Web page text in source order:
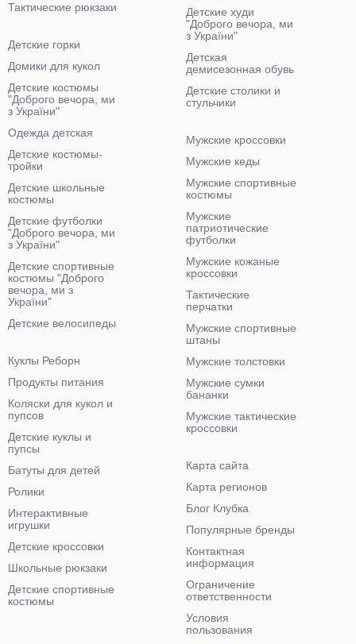
Тактические рюкзаки
Детские худи
"Доброго вечора, ми
з України"
Детская
демисезонная обувь
Детские столики и
стульчики
Детские горки
Домики для кукол
Детские костюмы
"Доброго вечора, ми
з України"
Одежда детская
Детские костюмы-
тройки
Детские школьные
костюмы
Детские футболки
"Доброго вечора, ми
з України"
Детские спортивные
костюмы "Доброго
вечора, ми з
України"
Детские велосипеды
Мужские кроссовки
Мужские кеды
Мужские спортивные
костюмы
Мужские
патриотические
футболки
Мужские кожаные
кроссовки
Тактические
перчатки
Мужские спортивные
штаны
Мужские толстовки
Мужские сумки
бананки
Мужские тактические
кроссовки
Куклы Реборн
Продукты питания
Коляски для кукол и
пупсов
Детские куклы и
пупсы
Батуты для детей
Ролики
Интерактивные
игрушки
Детские кроссовки
Школьные рюкзаки
Детские спортивные
костюмы
Карта сайта
Карта регионов
Блог Клубка
Популярные бренды
Контактная
информация
Ограничение
ответственности
Условия
пользования